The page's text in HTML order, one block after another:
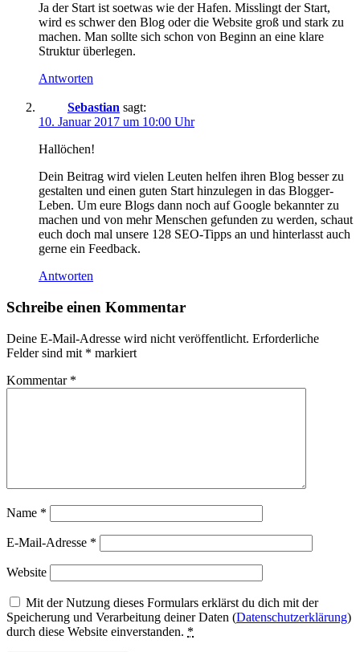
Ja der Start ist soetwas wie der Hafen. Misslingt der Start,
wird es schwer den Blog oder die Website groß und stark zu
machen. Man sollte sich schon von Beginn an eine klare
Struktur überlegen.
Antworten
Sebastian sagt:
10. Januar 2017 um 10:00 Uhr
Hallöchen!
Dein Beitrag wird vielen Leuten helfen ihren Blog besser zu
gestalten und einen guten Start hinzulegen in das Blogger-
Leben. Um eure Blogs dann noch auf Google bekannter zu
machen und von mehr Menschen gefunden zu werden, schaut
euch doch mal unsere 128 SEO-Tipps an und hinterlasst auch
gerne ein Feedback.
Antworten
Schreibe einen Kommentar
Deine E-Mail-Adresse wird nicht veröffentlicht. Erforderliche
Felder sind mit * markiert
Kommentar *
Name *
E-Mail-Adresse *
Website
Mit der Nutzung dieses Formulars erklärst du dich mit der
Speicherung und Verarbeitung deiner Daten (Datenschutzerklärung)
durch diese Website einverstanden. *